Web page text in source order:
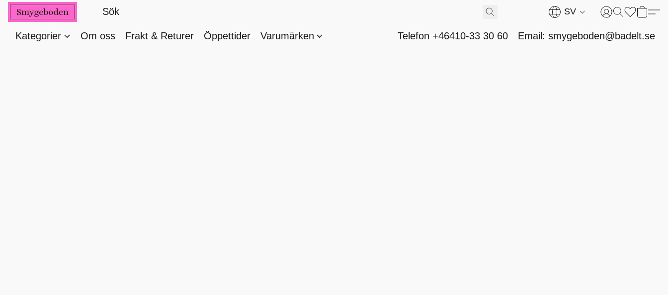
SV
Kategorier Om oss Frakt & Returer Öppettider Varumärken Telefon +46410-33 30 60 Email: smygeboden@badelt.se